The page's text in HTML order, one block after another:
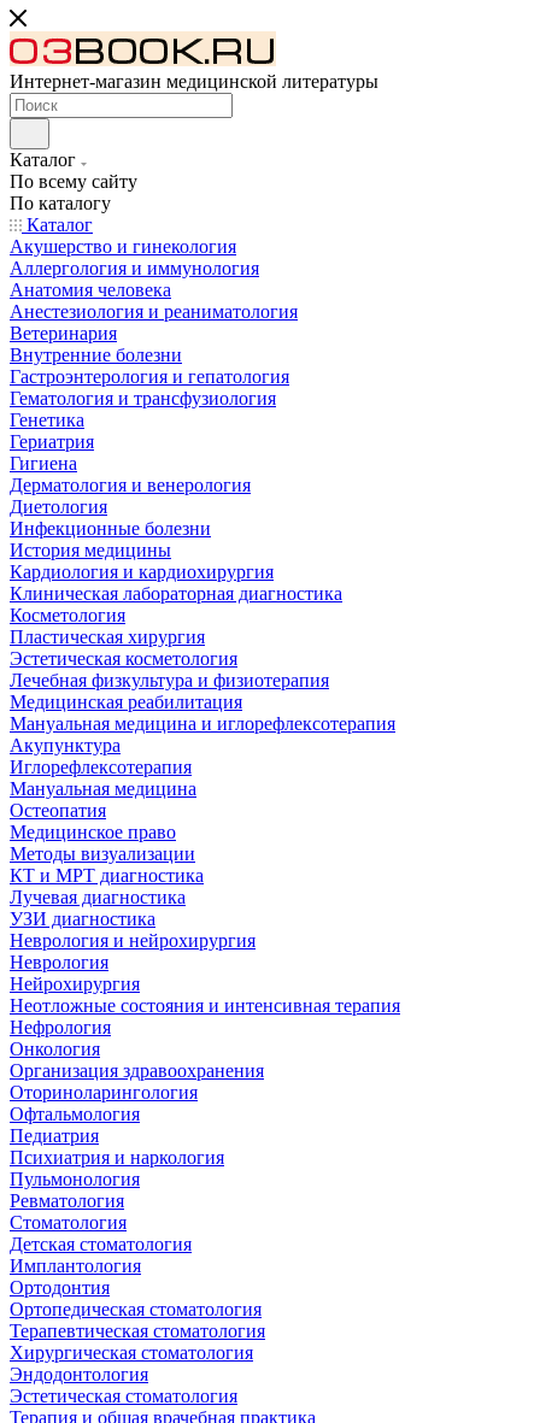
Интернет-магазин медицинской литературы
Каталог
По всему сайту
По каталогу
Каталог
Акушерство и гинекология
Аллергология и иммунология
Анатомия человека
Анестезиология и реаниматология
Ветеринария
Внутренние болезни
Гастроэнтерология и гепатология
Гематология и трансфузиология
Генетика
Гериатрия
Гигиена
Дерматология и венерология
Диетология
Инфекционные болезни
История медицины
Кардиология и кардиохирургия
Клиническая лабораторная диагностика
Косметология
Пластическая хирургия
Эстетическая косметология
Лечебная физкультура и физиотерапия
Медицинская реабилитация
Мануальная медицина и иглорефлексотерапия
Акупунктура
Иглорефлексотерапия
Мануальная медицина
Остеопатия
Медицинское право
Методы визуализации
КТ и МРТ диагностика
Лучевая диагностика
УЗИ диагностика
Неврология и нейрохирургия
Неврология
Нейрохирургия
Неотложные состояния и интенсивная терапия
Нефрология
Онкология
Организация здравоохранения
Оториноларингология
Офтальмология
Педиатрия
Психиатрия и наркология
Пульмонология
Ревматология
Стоматология
Детская стоматология
Имплантология
Ортодонтия
Ортопедическая стоматология
Терапевтическая стоматология
Хирургическая стоматология
Эндодонтология
Эстетическая стоматология
Терапия и общая врачебная практика